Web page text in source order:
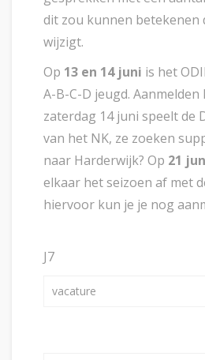
dit zou kunnen betekenen
wijzigt.
Op 13 en 14 juni is het
A-B-C-D jeugd.
zaterdag 14 juni speelt de
van het NK, ze zoeken
naar Harderwijk? Op 21
elkaar het seizoen af met
hiervoor kun je je nog
J7
vacature